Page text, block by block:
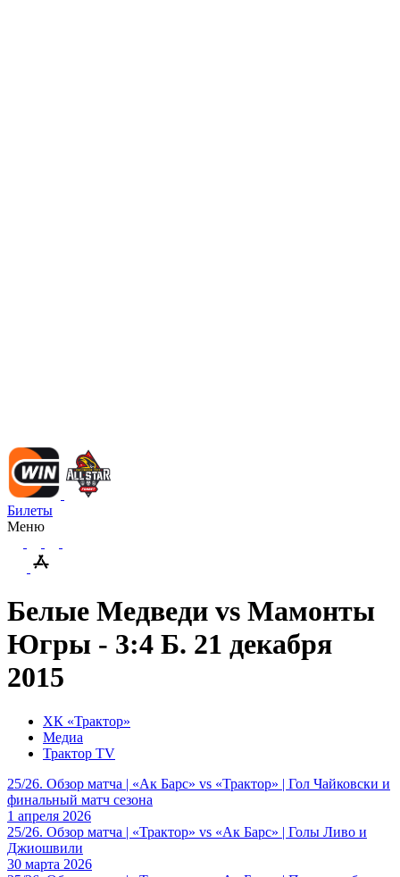
Билеты
Меню
Белые Медведи vs Мамонты
Югры - 3:4 Б. 21 декабря
2015
ХК «Трактор»
Медиа
Трактор TV
25/26. Обзор матча | «Ак Барс» vs «Трактор» | Гол Чайковски и
финальный матч сезона
1 апреля 2026
25/26. Обзор матча | «Трактор» vs «Ак Барс» | Голы Ливо и
Джиошвили
30 марта 2026